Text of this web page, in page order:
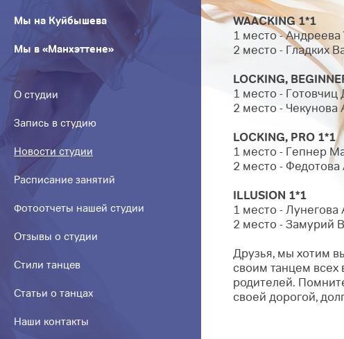
Мы на Куйбышева
Мы в «Манхэттене»
О студии
Запись в студию
Новости студии
Расписание занятий
Фотоотчеты нашей студии
Отзывы о студии
Стили танцев
Статьи о танцах
Наши контакты
WAACKING 1*1
1 место - Андреева
2 место - Гладких
LOCKING,
1 место -
2 место - Чекунова
LOCKING, PRO 1*1
1 место - Гепнер
2 место - Федотова
ILLUSION 1*1
1 место - Лунегова
2 место - Замурий
Друзья, мы хотим
своим танцем всех
родителей.
своей дорогой,